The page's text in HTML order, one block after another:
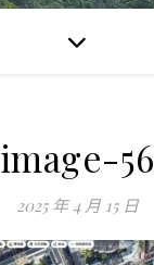
image-56
2025 年 4 月 15 日